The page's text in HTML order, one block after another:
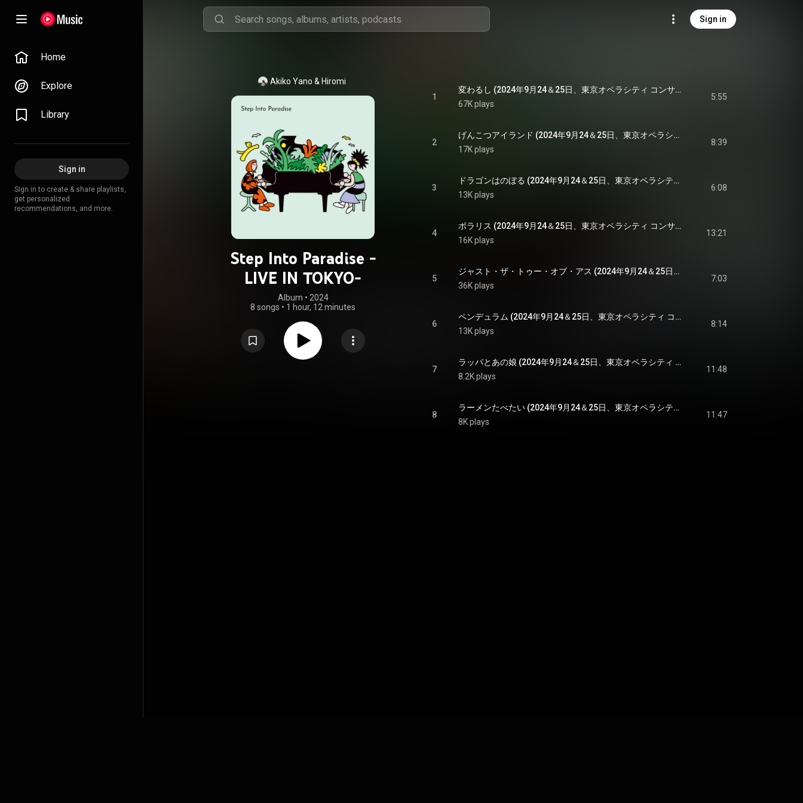
Sign in
Home
Explore
Library
Sign in
Sign in to create & share playlists,
get personalized
recommendations, and more.
Akiko Yano & Hiromi
Step Into Paradise -
LIVE IN TOKYO-
Album • 2024
8 songs • 1 hour, 12 minutes
1
変わるし (2024年9月24＆25日、東京オペラシティ コンサートホールにてライヴ録音) - Kawarushi (Live at Tokyo Opera City Concert Hall / 2024)
67K plays
5:55
2
げんこつアイランド (2024年9月24＆25日、東京オペラシティ コンサートホールにてライヴ録音) - Genkotsu Island (Live at Tokyo Opera City Concert Hall / 2024)
17K plays
8:39
3
ドラゴンはのぼる (2024年9月24＆25日、東京オペラシティ コンサートホールにてライヴ録音) - Dragonwa Noboru (Live at Tokyo Opera City Concert Hall / 2024)
13K plays
6:08
4
ポラリス (2024年9月24＆25日、東京オペラシティ コンサートホールにてライヴ録音) - Polaris (Live at Tokyo Opera City Concert Hall / 2024)
16K plays
13:21
5
ジャスト・ザ・トゥー・オブ・アス (2024年9月24＆25日、東京オペラシティ コンサートホールにてライヴ録音) - Just the Two of Us (Live at Tokyo Opera City Concert Hall / 2024)
36K plays
7:03
6
ペンデュラム (2024年9月24＆25日、東京オペラシティ コンサートホールにてライヴ録音) - Pendulum (Live at Tokyo Opera City Concert Hall / 2024)
13K plays
8:14
7
ラッパとあの娘 (2024年9月24＆25日、東京オペラシティ コンサートホールにてライヴ録音) - Rappato Anoko (Live at Tokyo Opera City Concert Hall / 2024)
8.2K plays
11:48
8
ラーメンたべたい (2024年9月24＆25日、東京オペラシティ コンサートホールにてライヴ録音) - Ramen Tabetai (Live at Tokyo Opera City Concert Hall / 2024)
8K plays
11:47